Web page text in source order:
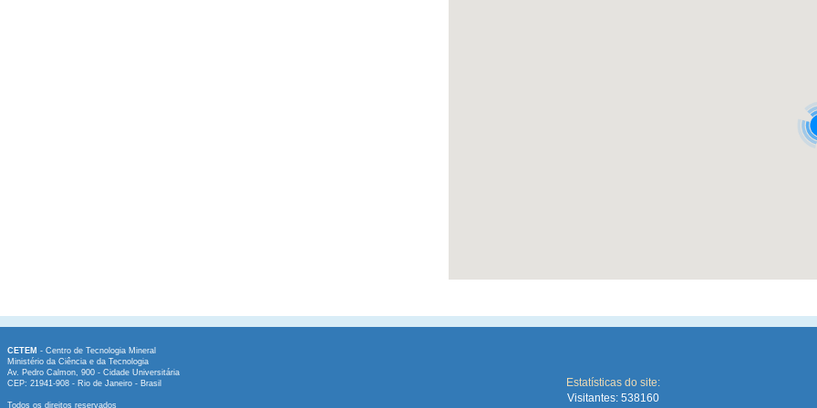
CETEM - Centro de Tecnologia Mineral
Ministério da Ciência e da Tecnologia
Av. Pedro Calmon, 900 - Cidade Universitária
CEP: 21941-908 - Rio de Janeiro - Brasil
Todos os direitos reservados
Estatísticas do site:
Visitantes: 538160